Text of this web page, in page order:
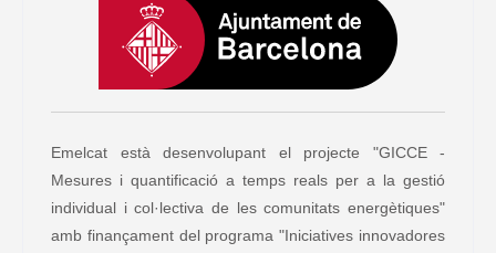
Emelcat està desenvolupant el projecte "GICCE -
Mesures i quantificació a temps reals per a la gestió
individual i col·lectiva de les comunitats energètiques"
amb finançament del programa "Iniciatives innovadores